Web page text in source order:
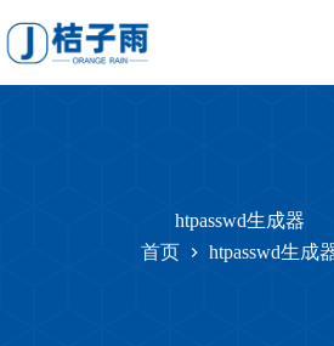
至
内
容
htpasswd生成器
首页
htpasswd生成